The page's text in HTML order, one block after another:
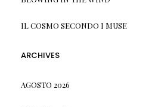
IL COSMO SECONDO I MUSE
ARCHIVES
AGOSTO 2026